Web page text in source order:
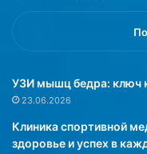
УЗИ мышц бедра: ключ
23.06.2026
Клиника спортивной
здоровье и успех в